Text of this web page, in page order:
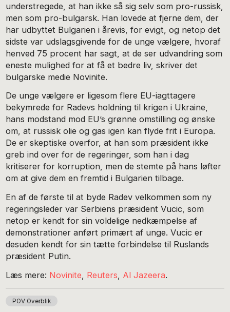
understregede, at han ikke så sig selv som pro-russisk,
men som pro-bulgarsk. Han lovede at fjerne dem, der
har udbyttet Bulgarien i årevis, for evigt, og netop det
sidste var udslagsgivende for de unge vælgere, hvoraf
henved 75 procent har sagt, at de ser udvandring som
eneste mulighed for at få et bedre liv, skriver det
bulgarske medie Novinite.
De unge vælgere er ligesom flere EU-iagttagere
bekymrede for Radevs holdning til krigen i Ukraine,
hans modstand mod EU’s grønne omstilling og ønske
om, at russisk olie og gas igen kan flyde frit i Europa.
De er skeptiske overfor, at han som præsident ikke
greb ind over for de regeringer, som han i dag
kritiserer for korruption, men de stemte på hans løfter
om at give dem en fremtid i Bulgarien tilbage.
En af de første til at byde Radev velkommen som ny
regeringsleder var Serbiens præsident Vucic, som
netop er kendt for sin voldelige nedkæmpelse af
demonstrationer anført primært af unge. Vucic er
desuden kendt for sin tætte forbindelse til Ruslands
præsident Putin.
Læs mere: Novinite Reuters Al Jazeera.
POV Overblik